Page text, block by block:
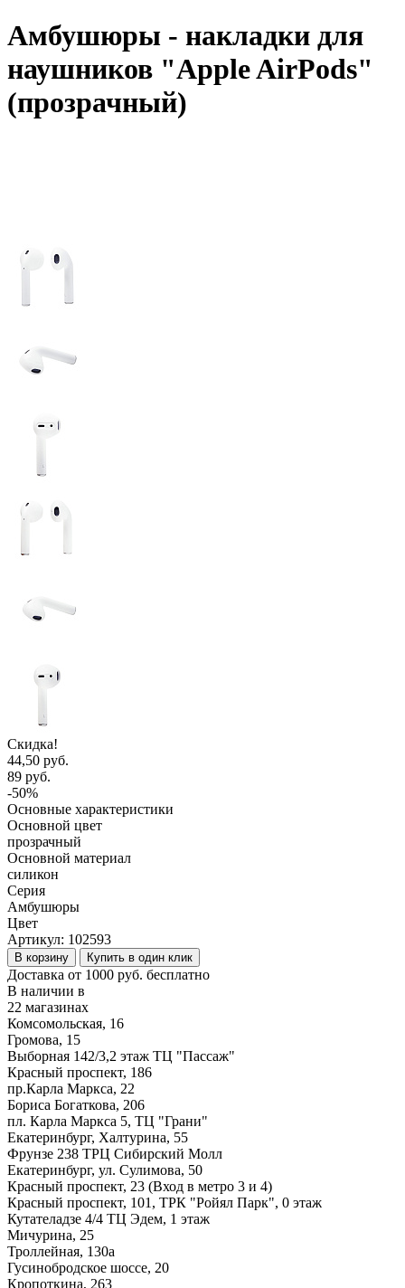
Амбушюры - накладки для
наушников "Apple AirPods"
(прозрачный)
Скидка!
44,50 руб.
89 руб.
-50%
Основные характеристики
Основной цвет
прозрачный
Основной материал
силикон
Серия
Амбушюры
Цвет
Артикул: 102593
В корзину Купить в один клик
Доставка от 1000 руб. бесплатно
В наличии в
22 магазинах
Комсомольская, 16
Громова, 15
Выборная 142/3,2 этаж ТЦ "Пассаж"
Красный проспект, 186
пр.Карла Маркса, 22
Бориса Богаткова, 206
пл. Карла Маркса 5, ТЦ "Грани"
Екатеринбург, Халтурина, 55
Фрунзе 238 ТРЦ Сибирский Молл
Екатеринбург, ул. Сулимова, 50
Красный проспект, 23 (Вход в метро 3 и 4)
Красный проспект, 101, ТРК "Ройял Парк", 0 этаж
Кутателадзе 4/4 ТЦ Эдем, 1 этаж
Мичурина, 25
Троллейная, 130а
Гусинобродское шоссе, 20
Кропоткина, 263